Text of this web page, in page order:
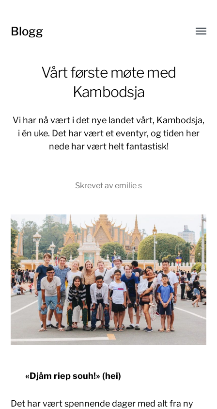
Blogg
Vårt første møte med
Kambodsja
Vi har nå vært i det nye landet vårt, Kambodsja,
i én uke. Det har vært et eventyr, og tiden her
nede har vært helt fantastisk!
Skrevet av emilie s
«Djåm riep souh!» (hei)
Det har vært spennende dager med alt fra ny